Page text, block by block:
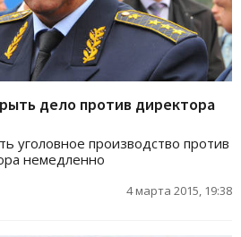
дело против директора
уголовное производство против
немедленно
4 марта 2015, 19:38